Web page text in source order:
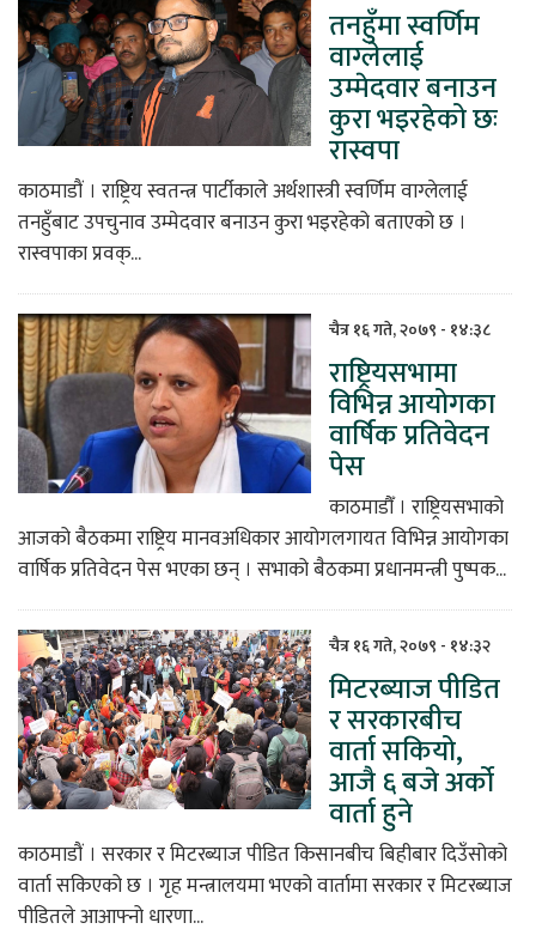
तनहुँमा स्वर्णिम
वाग्लेलाई
उम्मेदवार बनाउन
कुरा भइरहेको छः
रास्वपा
काठमाडौं । राष्ट्रिय स्वतन्त्र पार्टीकाले अर्थशास्त्री स्वर्णिम वाग्लेलाई
तनहुँबाट उपचुनाव उम्मेदवार बनाउन कुरा भइरहेको बताएको छ ।
रास्वपाका प्रवक्...
चैत्र १६ गते, २०७९ - १४:३८
राष्ट्रियसभामा
विभिन्न आयोगका
वार्षिक प्रतिवेदन
पेस
काठमाडौँ । राष्ट्रियसभाको
आजको बैठकमा राष्ट्रिय मानवअधिकार आयोगलगायत विभिन्न आयोगका
वार्षिक प्रतिवेदन पेस भएका छन् । सभाको बैठकमा प्रधानमन्त्री पुष्पक...
चैत्र १६ गते, २०७९ - १४:३२
मिटरब्याज पीडित
र सरकारबीच
वार्ता सकियो,
आजै ६ बजे अर्को
वार्ता हुने
काठमाडौं । सरकार र मिटरब्याज पीडित किसानबीच बिहीबार दिउँसोको
वार्ता सकिएको छ । गृह मन्त्रालयमा भएको वार्तामा सरकार र मिटरब्याज
पीडितले आआफ्नो धारणा...